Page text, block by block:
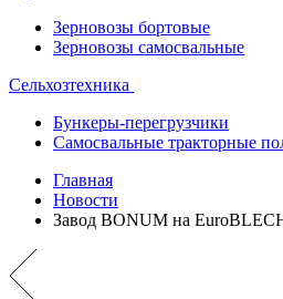
Зерновозы бортовые
Зерновозы самосвальные
Сельхозтехника
Бункеры-перегрузчики
Самосвальные тракторные
Главная
Новости
Завод BONUM на